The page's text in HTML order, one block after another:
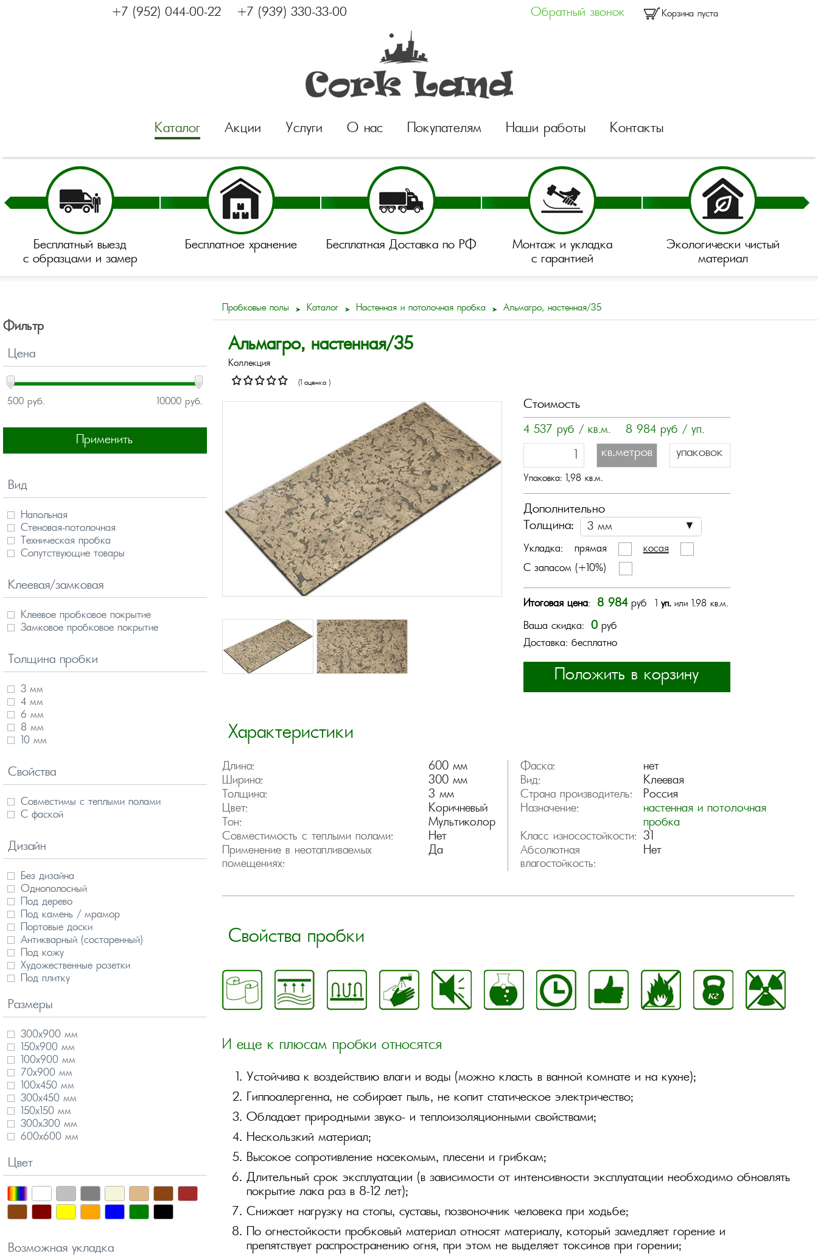
Корзина пуста
+7 (952) 044-00-22 +7 (939) 330-33-00 Обратный звонок
Каталог Акции Услуги О нас Покупателям Наши работы Контакты
Бесплатный выезд
с образцами и замер
Бесплатное хранение Бесплатная Доставка по РФ
Монтаж и укладка
с гарантией
Экологически чистый
материал
Пробковые полы Каталог Настенная и потолочная пробка Альмагро, настенная/35
Фильтр
Цена
500 руб. 10000 руб.
Применить
Вид
Напольная
Стеновая-потолочная
Техническая пробка
Сопутствующие товары
Клеевая/замковая
Клеевое пробковое покрытие
Замковое пробковое покрытие
Толщина пробки
3 мм
4 мм
6 мм
8 мм
10 мм
Свойства
Совместимы с теплыми полами
С фаской
Дизайн
Без дизайна
Однополосный
Под дерево
Под камень / мрамор
Портовые доски
Антикварный (состаренный)
Под кожу
Художественные розетки
Под плитку
Мозаика
Модули
Панно
Размеры
300х900 мм
150х900 мм
100х900 мм
70х900 мм
100х450 мм
300х450 мм
150х150 мм
300х300 мм
600х600 мм
Цвет
Возможная укладка
Альмагро, настенная/35
Коллекция
(1 оценка )
Стоимость
4 537 руб / кв.м. 8 984руб / уп.
кв.метров упаковок
Упаковка: 1,98кв.м.
Дополнительно
Толщина:
Укладка: прямая
косая
С запасом (+10%)
Итоговая цена: 8 984руб 1 уп.или 1.98 кв.м.
Ваша скидка: 0руб
Доставка: бесплатно
Положить в корзину
Характеристики
Длина: 600 мм
Ширина: 300 мм
Толщина: 3 мм
Цвет: Коричневый
Тон: Мультиколор
Совместимость с теплыми полами: Нет
Применение в неотапливаемых
помещениях:
Да
Фаска: нет
Вид: Клеевая
Страна производитель: Россия
Назначение:
настенная и потолочная
пробка
Класс износостойкости: 31
Абсолютная
влагостойкость:
Нет
Свойства пробки
И еще к плюсам пробки относятся
Устойчива к воздействию влаги и воды (можно класть в ванной комнате и на кухне);
Гиппоалергенна, не собирает пыль, не копит статическое электричество;
Обладает природными звуко- и теплоизоляционными свойствами;
Нескользкий материал;
Высокое сопротивление насекомым, плесени и грибкам;
Длительный срок эксплуатации (в зависимости от интенсивности эксплуатации необходимо обновлять
покрытие лака раз в 8–12 лет);
Снижает нагрузку на стопы, суставы, позвоночник человека при ходьбе;
По огнестойкости пробковый материал относят материалу, который замедляет горение и
препятствует распространению огня, при этом не выделяет токсинов при горении;